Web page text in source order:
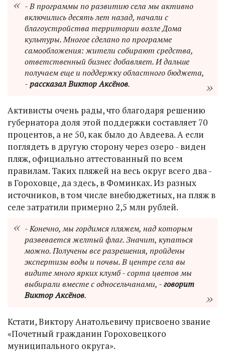
- В программы по развитию села мы активно
включились десять лет назад, начали с
благоустройства территории возле Дома
культуры. Многое сделано по программе
самообложения: жители собирают средства,
ответственный бизнес добавляет. И дальше
получаем еще и поддержку областного бюджета,
-рассказал Виктор Аксёнов.
Активисты очень рады, что благодаря решению
губернатора доля этой поддержки составляет 70
процентов, а не 50, как было до Авдеева. А если
поглядеть в другую сторону через озеро - виден
пляж, официально аттестованный по всем
правилам. Таких пляжей на весь округ всего два -
в Гороховце, да здесь, в Фоминках. Из разных
источников, в том числе внебюджетных, на пляж в
селе затратили примерно 2,5 млн рублей.
- Конечно, мы гордимся пляжем, над которым
развевается желтый флаг. Значит, купаться
можно. Получены все разрешения, пройдены
экспертизы воды и почвы. В центре села вы
видите много ярких клумб - сорта цветов мы
выбирали вместе с односельчанами, -говорит
Виктор Аксёнов.
Кстати, Виктору Анатольевичу присвоено звание
«Почетный гражданин Гороховецкого
муниципального округа».